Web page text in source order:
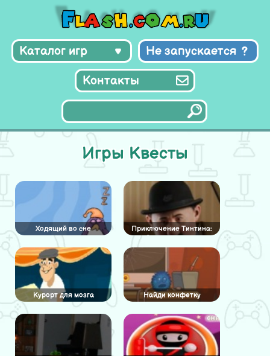
Каталог игр Не запускается
Контакты
Игры Квесты
Ходящий во сне
Приключение Тинтина:
Скрытые числа
Курорт для мозга Найди конфетку